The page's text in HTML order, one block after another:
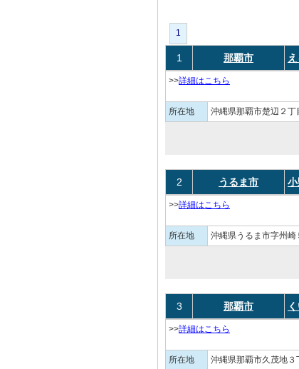
1
1 那覇市
>>詳細はこちら
所在地 沖縄県那覇市楚辺２丁
2 うるま市
>>詳細はこちら
所在地 沖縄県うるま市字州崎
3 那覇市
>>詳細はこちら
所在地 沖縄県那覇市久茂地３